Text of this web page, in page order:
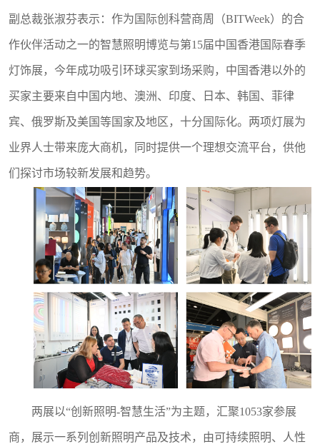
副总裁张淑芬表示：作为国际创科营商周（BITWeek）的合
作伙伴活动之一的智慧照明博览与第15届中国香港国际春季
灯饰展，今年成功吸引环球买家到场采购，中国香港以外的
买家主要来自中国内地、澳洲、印度、日本、韩国、菲律
宾、俄罗斯及美国等国家及地区，十分国际化。两项灯展为
业界人士带来庞大商机，同时提供一个理想交流平台，供他
们探讨市场较新发展和趋势。
两展以“创新照明-智慧生活”为主题，汇聚1053家参展
商， 展示一系列创新照明产品及技术，由可持续照明、人性